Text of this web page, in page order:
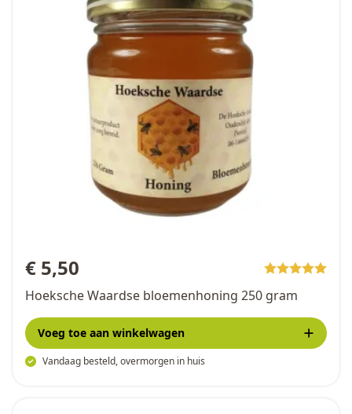
€ 5,50
Hoeksche Waardse bloemenhoning 250 gram
Vandaag besteld, overmorgen in huis
Voeg toe aan winkelwagen